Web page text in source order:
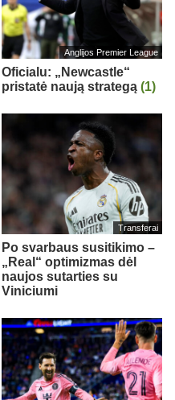
Anglijos Premier League
Oficialu: „Newcastle“
pristatė naują strategą (1)
Transferai
Po svarbaus susitikimo –
„Real“ optimizmas dėl
naujos sutarties su
Viniciumi